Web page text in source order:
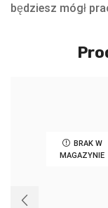
będziesz mógł
BRAK W
MAGAZYNIE